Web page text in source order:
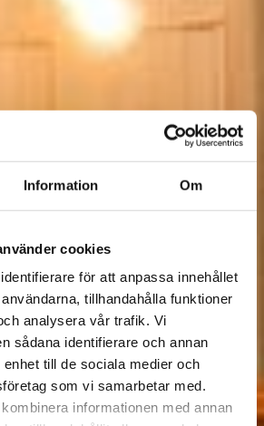
Information Om
cookies
för att anpassa innehållet
tillhandahålla funktioner
analysera vår trafik. Vi
sådana identifierare och annan
till de sociala medier och
som vi samarbetar med.
informationen med annan